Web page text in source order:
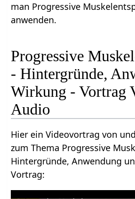
man Progressive
anwenden.
Progressive
- Hintergründe,
Wirkung - Vortrag
Audio
Hier ein Videovortrag von
zum Thema Progressive
Hintergründe, Anwendung
Vortrag: